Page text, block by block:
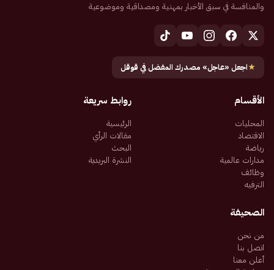
والمنافسة في سبق الأخبار بمهنية ومصداقية وموضوعية
★اجعل «عاجل» مصدرك المفضل في قوقل
الأقسام
المحليات
الاقتصاد
رياضة
مدارات عالمية
وظائف
الترفيه
روابط سريعة
الرئيسية
مقالات الرأي
البحث
النشرة البريدية
الصحيفة
من نحن
اتصل بنا
أعلن معنا